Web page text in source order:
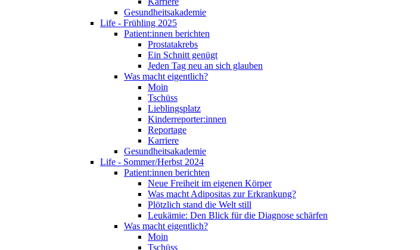
Gesundheitsakademie
Life - Frühling 2025
Patient:innen berichten
Prostatakrebs
Ein Schnitt genügt
Jeden Tag neu an sich glauben
Was macht eigentlich?
Moin
Tschüss
Lieblingsplatz
Kinderreporter:innen
Reportage
Karriere
Gesundheitsakademie
Life - Sommer/Herbst 2024
Patient:innen berichten
Neue Freiheit im eigenen Körper
Was macht Adipositas zur Erkrankung?
Plötzlich stand die Welt still
Leukämie: Den Blick für die Diagnose schärfen
Was macht eigentlich?
Moin
Tschüss